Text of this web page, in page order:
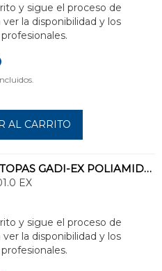
y sigue el proceso de
ver la disponibilidad y los
AL CARRITO
PRENSAESTOPAS GADI-EX POLIAMIDA M25x1,5 11-17mm NEGRO
EX
y sigue el proceso de
ver la disponibilidad y los